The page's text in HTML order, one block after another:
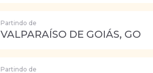
Partindo de
VALPARAÍSO DE GOIÁS, GO
Partindo de